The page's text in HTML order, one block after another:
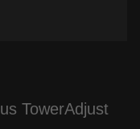
TowerAdjust